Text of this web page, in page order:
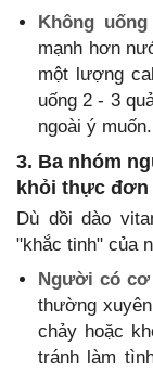
Không
mạnh hơn
một lượng
uống 2 - 3
ngoài ý muốn.
3. Ba nhóm
khỏi thực đơn
Dù dồi dào
"khắc tinh" của
Người có cơ
thường
chảy hoặc
tránh làm